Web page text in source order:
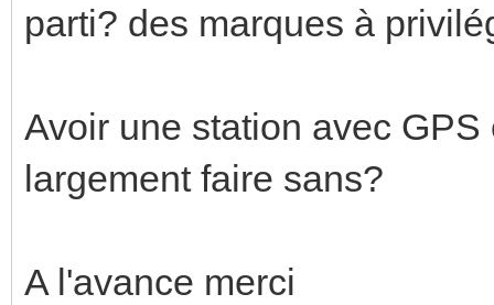
parti? des marques à
Avoir une station avec
largement faire sans?
A l'avance merci